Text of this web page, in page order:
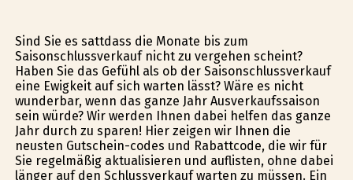
Sind Sie es sattdass die Monate bis zum
Saisonschlussverkauf nicht zu vergehen scheint?
Haben Sie das Gefühl als ob der Saisonschlussverkauf
eine Ewigkeit auf sich warten lässt? Wäre es nicht
wunderbar, wenn das ganze Jahr Ausverkaufssaison
sein würde? Wir werden Ihnen dabei helfen das ganze
Jahr durch zu sparen! Hier zeigen wir Ihnen die
neusten Gutschein-codes und Rabattcode, die wir für
Sie regelmäßig aktualisieren und auflisten, ohne dabei
länger auf den Schlussverkauf warten zu müssen. Ein